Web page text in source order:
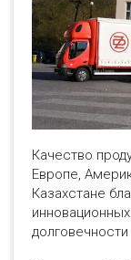
Качество
Европе,
Казахстане